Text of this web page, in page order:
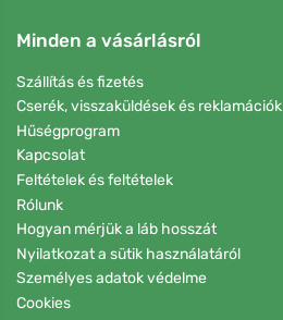
Minden a vásárlásról
Szállítás és fizetés
Cserék, visszaküldések és reklamációk
Hűségprogram
Kapcsolat
Feltételek és feltételek
Rólunk
Hogyan mérjük a láb hosszát
Nyilatkozat a sütik használatáról
Személyes adatok védelme
Cookies